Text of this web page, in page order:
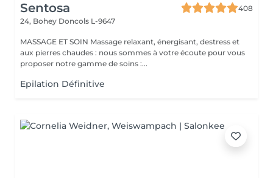
Sentosa
408
24, Bohey Doncols L-9647
MASSAGE ET SOIN Massage relaxant, énergisant, destress et
aux pierres chaudes : nous sommes à votre écoute pour vous
proposer notre gamme de soins :...
Epilation Définitive